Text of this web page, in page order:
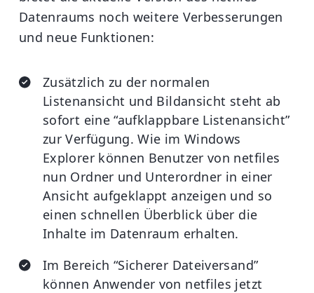
Datenraums noch weitere Verbesserungen
und neue Funktionen:
Zusätzlich zu der normalen
Listenansicht und Bildansicht steht ab
sofort eine “aufklappbare Listenansicht”
zur Verfügung. Wie im Windows
Explorer können Benutzer von netfiles
nun Ordner und Unterordner in einer
Ansicht aufgeklappt anzeigen und so
einen schnellen Überblick über die
Inhalte im Datenraum erhalten.
Im Bereich “Sicherer Dateiversand”
können Anwender von netfiles jetzt